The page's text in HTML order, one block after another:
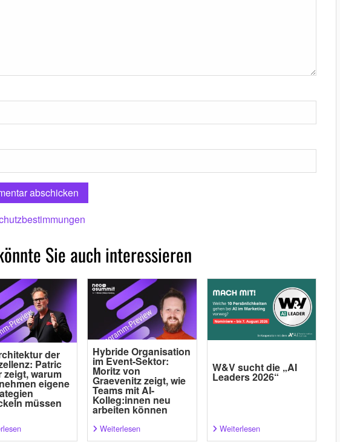
Sie auch interessieren
der
Patric
zeigt, warum
eigene
müssen
Hybride Organisation
im Event-Sektor:
Moritz von
Graevenitz zeigt, wie
Teams mit AI-
Kolleg:innen neu
arbeiten können
Weiterlesen
W&V sucht die „AI
Leaders 2026“
Weiterlesen